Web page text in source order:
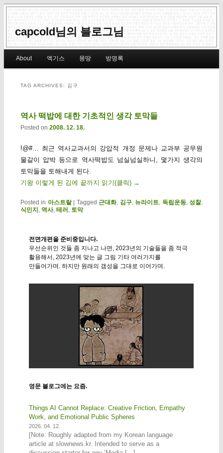
capcold님의 블로그님
Skip to primary content
Skip to secondary content
About 엑기스 몽땅 방명록
TAG ARCHIVES: 김구
역사 떡밥에 대한 기초적인 생각 토막들
Posted on 2008. 12. 18.
!@#… 최근 역사교과서의 강압적 개정 문제나 교과부 공무원
물갈이 압박 등으로 역사떡밥도 넘실넘실하니, 몇가지 생각의
토막들을 토해내게 된다.
기왕 이렇게 된 김에 끝까지 읽기(클릭) →
Posted in 아스트랄 | Tagged 근대화, 김구, 뉴라이트 독립운동,성찰,
식민지 역사, 테러 토막
전면개편을 준비중입니다.
우선순위인 것들 좀 지나고 나면, 2023년의 기술들을 좀 적극
활용해서, 2023년에 맞는 글 그림 기타 여러가지를
만들어가며. 하지만 원래의 갬성을 그대로 이어가며.
영문 블로그에는 요즘.
Things AI Cannot Replace: Creative Friction, Empathy
Work, and Emotional Public Spheres
2026. 04. 12.
[Note: Roughly adapted from my Korean language
article at slownews.kr. Intended to serve as a